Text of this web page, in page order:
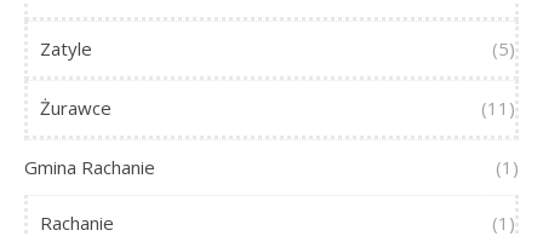
Zatyle (5)
Żurawce (11)
Gmina Rachanie (1)
Rachanie (1)